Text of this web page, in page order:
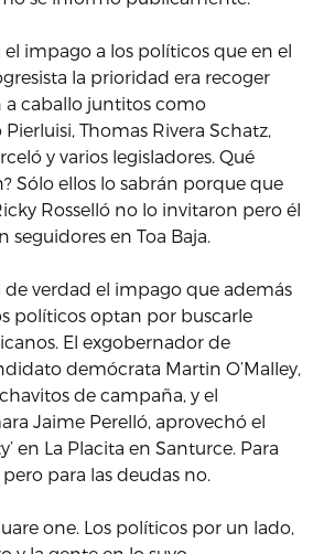
impago a los políticos que en el
la prioridad era recoger
a caballo juntitos como
Thomas Rivera Schatz,
y varios legisladores. Qué
Sólo ellos lo sabrán porque que
Rosselló no lo invitaron pero él
seguidores en Toa Baja.
verdad el impago que además
políticos optan por buscarle
El exgobernador de
demócrata Martin O’Malley,
de campaña, y el
Jaime Perelló, aprovechó el
en La Placita en Santurce. Para
para las deudas no.
one. Los políticos por un lado,